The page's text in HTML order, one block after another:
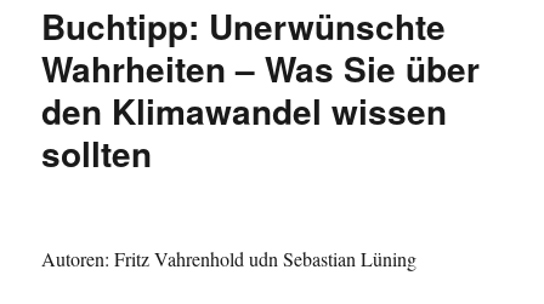
Buchtipp: Unerwünschte
Wahrheiten – Was Sie über
den Klimawandel wissen
sollten
Autoren: Fritz Vahrenhold udn Sebastian Lüning